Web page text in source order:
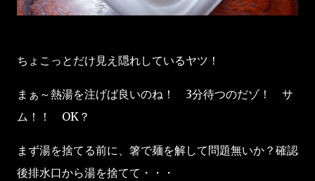
ちょこっとだけ見え隠れしているヤツ！
まぁ～熱湯を注げば良いのね！ 3分待つのだゾ！ サ
ム！！ OK？
まず湯を捨てる前に、箸で麺を解して問題無いか？確認
後排水口から湯を捨てて・・・